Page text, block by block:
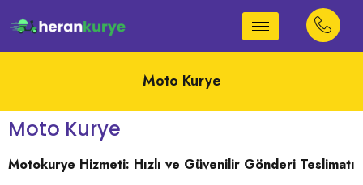
Moto Kurye
Moto Kurye
Motokurye Hizmeti: Hızlı ve Güvenilir Gönderi Teslimatı